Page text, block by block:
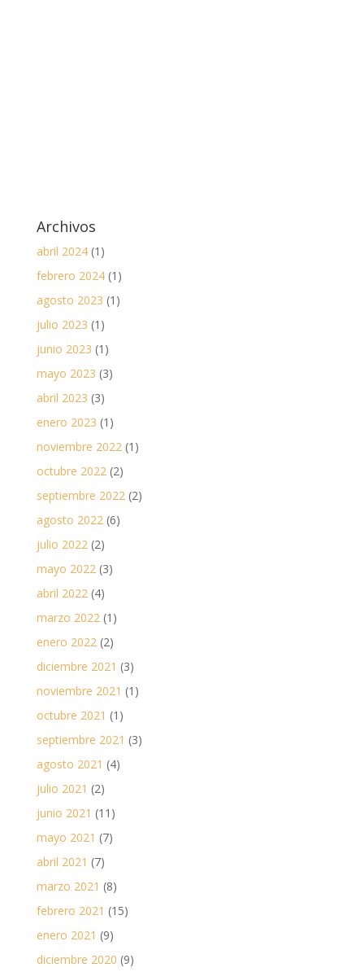
Archivos
abril 2024(1)
febrero 2024(1)
agosto 2023 (1)
julio 2023 (1)
junio 2023 (1)
mayo 2023 (3)
abril 2023 (3)
enero 2023 (1)
noviembre 2022 (1)
octubre 2022 (2)
septiembre 2022 (2)
agosto 2022 (6)
julio 2022 (2)
mayo 2022 (3)
abril 2022 (4)
marzo 2022 (1)
enero 2022 (2)
diciembre 2021 (3)
noviembre 2021 (1)
octubre 2021 (1)
septiembre 2021 (3)
agosto 2021 (4)
julio 2021 (2)
junio 2021 (11)
mayo 2021 (7)
abril 2021 (7)
marzo 2021 (8)
febrero 2021 (15)
enero 2021 (9)
diciembre 2020 (9)